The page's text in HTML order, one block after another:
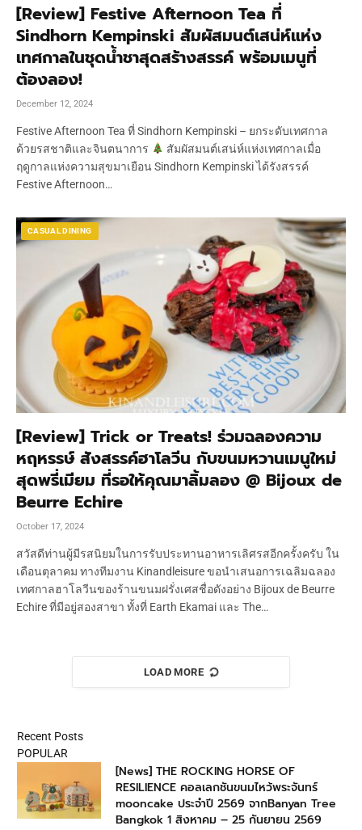
[Review] Festive Afternoon Tea ที่
Sindhorn Kempinski สัมผัสมนต์เสน่ห์แห่ง
เทศกาลในชุดน้ำชาสุดสร้างสรรค์ พร้อมเมนูที่
ต้องลอง!
December 12, 2024
Festive Afternoon Tea ที่ Sindhorn Kempinski – ยกระดับเทศกาล
ด้วยรสชาติและจินตนาการ
สัมผัสมนต์เสน่ห์แห่งเทศกาลเมื่อ
ฤดูกาลแห่งความสุขมาเยือน Sindhorn Kempinski ได้รังสรรค์
Festive Afternoon…
CASUAL DINING
[Review] Trick or Treats! ร่วมฉลองความ
หฤหรรษ์ สังสรรค์ฮาโลวีน กับขนมหวานเมนูใหม่
สุดพรี่เมียม ที่รอให้คุณมาลิ้มลอง @ Bijoux de
Beurre Echire
October 17, 2024
สวัสดีท่านผู้มีรสนิยมในการรับประทานอาหารเลิศรสอีกครั้งครับ ใน
เดือนตุลาคม ทางทีมงาน Kinandleisure ขอนำเสนอการเฉลิมฉลอง
เทศกาลฮาโลวีนของร้านขนมฝรั่งเศสชื่อดังอย่าง Bijoux de Beurre
Echire ที่มีอยู่สองสาขา ทั้งที่ Earth Ekamai และ The…
LOAD MORE
Recent Posts
POPULAR
[News] THE ROCKING HORSE OF
RESILIENCE คอลเลกชันขนมไหว้พระจันทร์
mooncake ประจำปี 2569 จากBanyan Tree
Bangkok 1 สิงหาคม – 25 กันยายน 2569